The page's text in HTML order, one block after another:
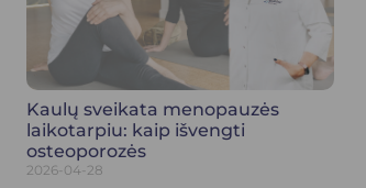
Kaulų sveikata menopauzės
laikotarpiu: kaip išvengti
osteoporozės
2026-04-28